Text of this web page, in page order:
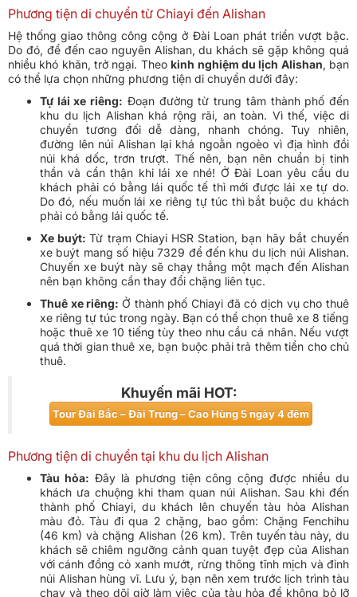
Phương tiện di chuyển từ Chiayi đến Alishan
Hệ thống giao thông công cộng ở Đài Loan phát triển vượt bậc.
Do đó, để đến cao nguyên Alishan, du khách sẽ gặp không quá
nhiều khó khăn, trở ngại. Theokinh nghiệm du lịch Alishan, bạn
có thể lựa chọn những phương tiện di chuyển dưới đây:
Tự lái xe riêng: Đoạn đường từ trung tâm thành phố đến
khu du lịch Alishan khá rộng rãi, an toàn. Vì thế, việc di
chuyển tương đối dễ dàng, nhanh chóng. Tuy nhiên,
đường lên núi Alishan lại khá ngoằn ngoèo vì địa hình đồi
núi khá dốc, trơn trượt. Thế nên, bạn nên chuẩn bị tinh
thần và cẩn thận khi lái xe nhé! Ở Đài Loan yêu cầu du
khách phải có bằng lái quốc tế thì mới được lái xe tự do.
Do đó, nếu muốn lái xe riêng tự túc thì bắt buộc du khách
phải có bằng lái quốc tế.
Xe buýt:Từ trạm Chiayi HSR Station, bạn hãy bắt chuyến
xe buýt mang số hiệu 7329 để đến khu du lịch núi Alishan.
Chuyến xe buýt này sẽ chạy thẳng một mạch đến Alishan
nên bạn không cần thay đổi chặng liên tục.
Thuê xe riêng: Ở thành phố Chiayi đã có dịch vụ cho thuê
xe riêng tự túc trong ngày. Bạn có thể chọn thuê xe 8 tiếng
hoặc thuê xe 10 tiếng tùy theo nhu cầu cá nhân. Nếu vượt
quá thời gian thuê xe, bạn buộc phải trả thêm tiền cho chủ
thuê.
Khuyến mãi HOT:
Tour Đài Bắc – Đài Trung – Cao Hùng 5 ngày 4 đêm
Phương tiện di chuyển tại khu du lịch Alishan
Tàu hỏa: Đây là phương tiện công cộng được nhiều du
khách ưa chuộng khi tham quan núi Alishan. Sau khi đến
thành phố Chiayi, du khách lên chuyến tàu hỏa Alishan
màu đỏ. Tàu đi qua 2 chặng, bao gồm: Chặng Fenchihu
(46 km) và chặng Alishan (26 km). Trên tuyến tàu này, du
khách sẽ chiêm ngưỡng cảnh quan tuyệt đẹp của Alishan
với cánh đồng cỏ xanh mướt, rừng thông tĩnh mịch và đỉnh
núi Alishan hùng vĩ. Lưu ý, bạn nên xem trước lịch trình tàu
chạy và theo dõi giờ làm việc của tàu hỏa để không bỏ lỡ